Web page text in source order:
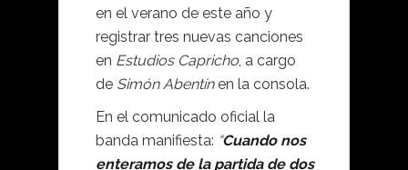
en el verano de este año y
registrar tres nuevas canciones
en Estudios Capricho, a cargo
de Simón Abentínen la consola.
En el comunicado oficial la
banda manifiesta: “Cuando nos
enteramos de la partida de dos